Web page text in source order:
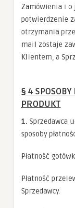
Zamówienia i
potwierdzenie
otrzymania
mail zostaje
Klientem, a
§ 4
PRODUKT
1. Sprzedawca
sposoby
Płatność
Płatność
Sprzedawcy.